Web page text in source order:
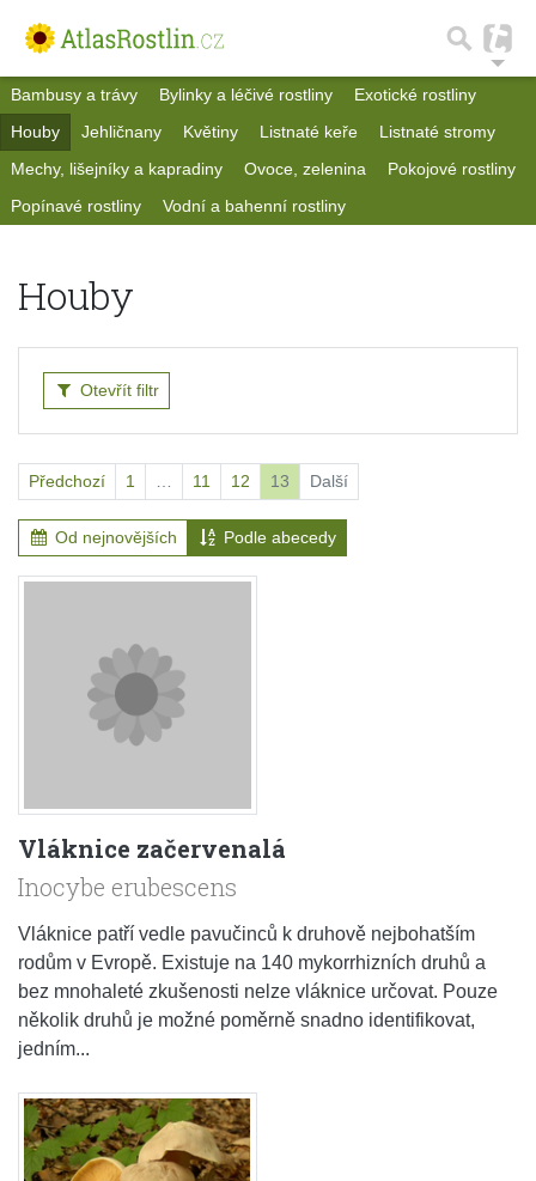
Bambusy a trávy Bylinky a léčivé rostliny
Exotické rostliny
Houby
Jehličnany Květiny Listnaté keře
Listnaté stromy
Mechy, lišejníky a kapradiny
Ovoce, zelenina
Pokojové rostliny
Popínavé rostliny
Vodní a bahenní rostliny
Houby
Otevřít filtr
Předchozí 1 11 12 13 Další
Od nejnovějších Podle abecedy
Vláknice začervenalá
Inocybe erubescens
Vláknice patří vedle pavučinců k druhově nejbohatším
rodům v Evropě. Existuje na 140 mykorrhizních druhů a
bez mnohaleté zkušenosti nelze vláknice určovat. Pouze
několik druhů je možné poměrně snadno identifikovat,
jedním...